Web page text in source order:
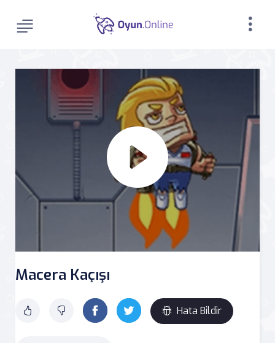
Macera Kaçışı
Hata Bildir